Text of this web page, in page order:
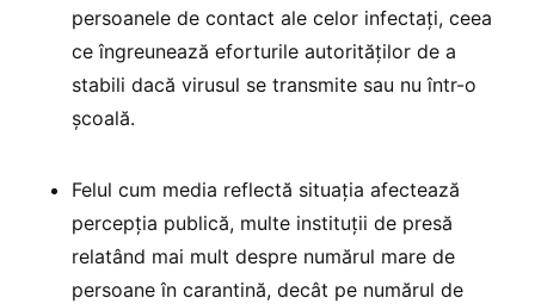
persoanele de contact ale celor infectați, ceea
ce îngreunează eforturile autorităților de a
stabili dacă virusul se transmite sau nu într-o
școală.
Felul cum media reflectă situația afectează
percepția publică, multe instituții de presă
relatând mai mult despre numărul mare de
persoane în carantină, decât pe numărul de